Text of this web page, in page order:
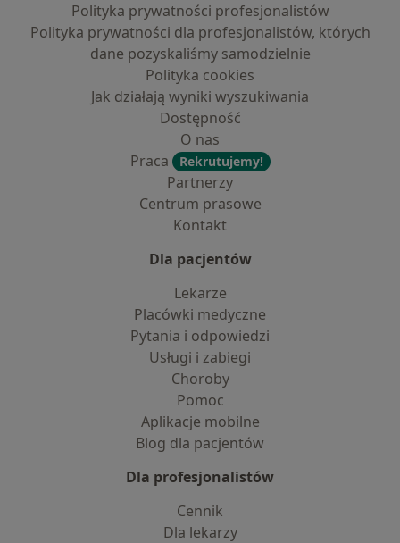
Polityka prywatności profesjonalistów
Polityka prywatności dla profesjonalistów, których
dane pozyskaliśmy samodzielnie
Polityka cookies
Jak działają wyniki wyszukiwania
Dostępność
O nas
Praca
Rekrutujemy!
Partnerzy
Centrum prasowe
Kontakt
Dla pacjentów
Lekarze
Placówki medyczne
Pytania i odpowiedzi
Usługi i zabiegi
Choroby
Pomoc
Aplikacje mobilne
Blog dla pacjentów
Dla profesjonalistów
Cennik
Dla lekarzy